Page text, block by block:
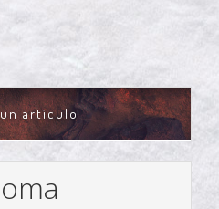
artículo